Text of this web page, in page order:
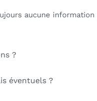
aucune information
?
éventuels ?